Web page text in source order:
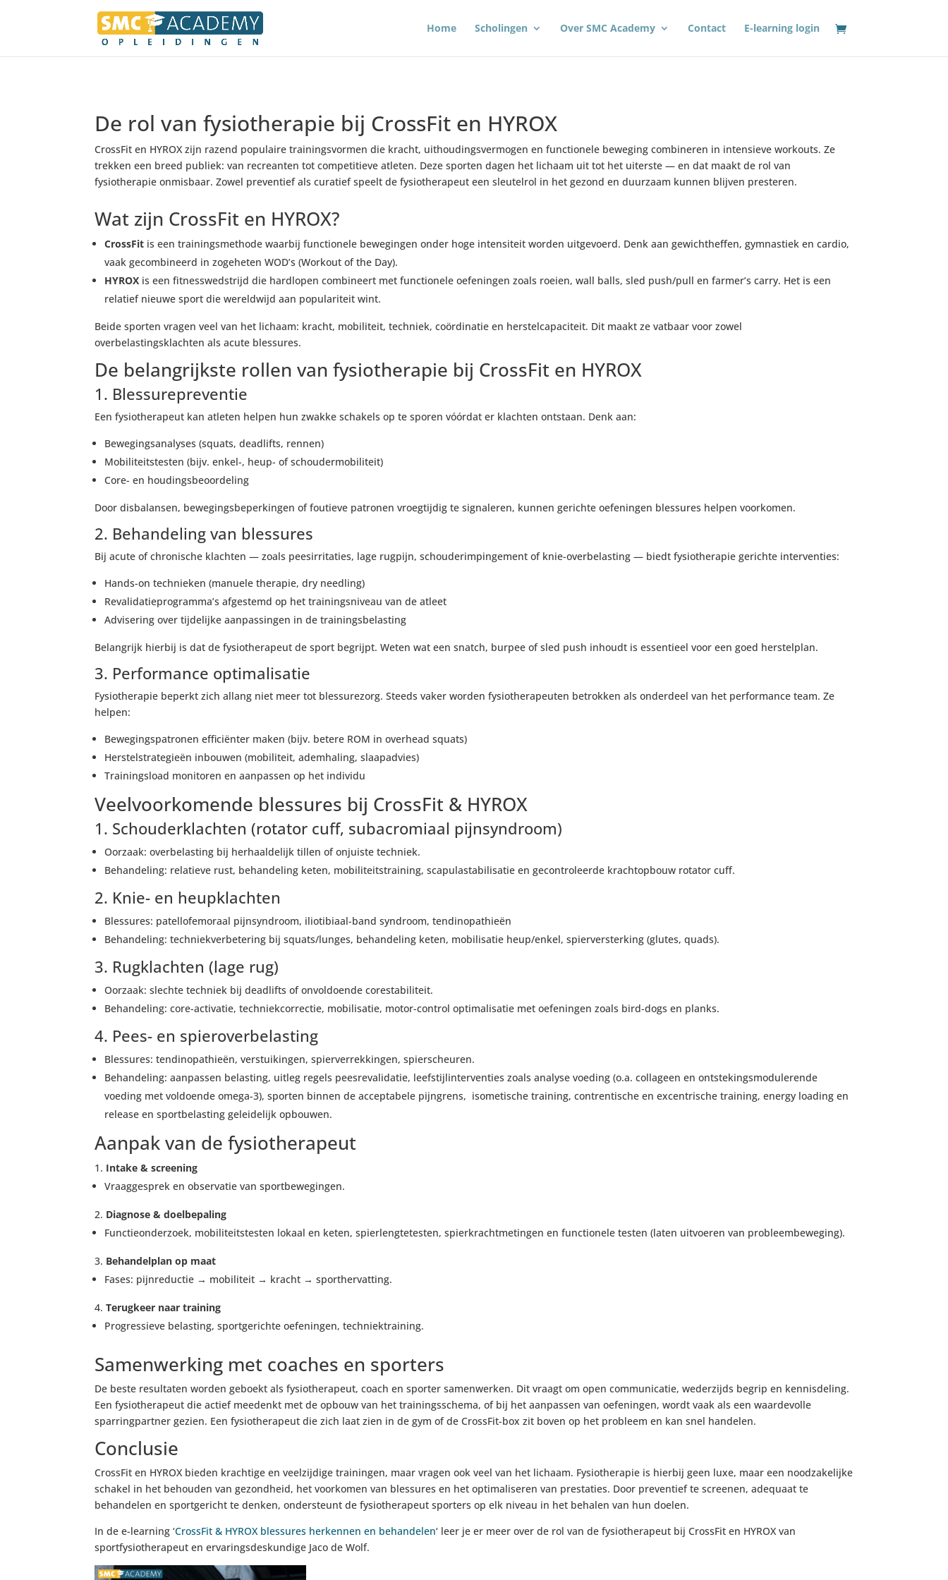
Home Scholingen Over SMC Academy Contact E-learning login
De rol van fysiotherapie bij CrossFit en HYROX
CrossFit en HYROX zijn razend populaire trainingsvormen die kracht, uithoudingsvermogen en functionele beweging combineren in intensieve workouts. Ze
trekken een breed publiek: van recreanten tot competitieve atleten. Deze sporten dagen het lichaam uit tot het uiterste — en dat maakt de rol van
fysiotherapie onmisbaar. Zowel preventief als curatief speelt de fysiotherapeut een sleutelrol in het gezond en duurzaam kunnen blijven presteren.
Wat zijn CrossFit en HYROX?
CrossFit is een trainingsmethode waarbij functionele bewegingen onder hoge intensiteit worden uitgevoerd. Denk aan gewichtheffen, gymnastiek en cardio,
vaak gecombineerd in zogeheten WOD’s (Workout of the Day).
HYROX is een fitnesswedstrijd die hardlopen combineert met functionele oefeningen zoals roeien, wall balls, sled push/pull en farmer’s carry. Het is een
relatief nieuwe sport die wereldwijd aan populariteit wint.
Beide sporten vragen veel van het lichaam: kracht, mobiliteit, techniek, coördinatie en herstelcapaciteit. Dit maakt ze vatbaar voor zowel
overbelastingsklachten als acute blessures.
De belangrijkste rollen van fysiotherapie bij CrossFit en HYROX
1. Blessurepreventie
Een fysiotherapeut kan atleten helpen hun zwakke schakels op te sporen vóórdat er klachten ontstaan. Denk aan:
Bewegingsanalyses (squats, deadlifts, rennen)
Mobiliteitstesten (bijv. enkel-, heup- of schoudermobiliteit)
Core- en houdingsbeoordeling
Door disbalansen, bewegingsbeperkingen of foutieve patronen vroegtijdig te signaleren, kunnen gerichte oefeningen blessures helpen voorkomen.
2. Behandeling van blessures
Bij acute of chronische klachten — zoals peesirritaties, lage rugpijn, schouderimpingement of knie-overbelasting — biedt fysiotherapie gerichte interventies:
Hands-on technieken (manuele therapie, dry needling)
Revalidatieprogramma’s afgestemd op het trainingsniveau van de atleet
Advisering over tijdelijke aanpassingen in de trainingsbelasting
Belangrijk hierbij is dat de fysiotherapeut de sport begrijpt. Weten wat een snatch, burpee of sled push inhoudt is essentieel voor een goed herstelplan.
3. Performance optimalisatie
Fysiotherapie beperkt zich allang niet meer tot blessurezorg. Steeds vaker worden fysiotherapeuten betrokken als onderdeel van het performance team. Ze
helpen:
Bewegingspatronen efficiënter maken (bijv. betere ROM in overhead squats)
Herstelstrategieën inbouwen (mobiliteit, ademhaling, slaapadvies)
Trainingsload monitoren en aanpassen op het individu
Veelvoorkomende blessures bij CrossFit & HYROX
1. Schouderklachten (rotator cuff, subacromiaal pijnsyndroom)
Oorzaak: overbelasting bij herhaaldelijk tillen of onjuiste techniek.
Behandeling: relatieve rust, behandeling keten, mobiliteitstraining, scapulastabilisatie en gecontroleerde krachtopbouw rotator cuff.
2. Knie- en heupklachten
Blessures: patellofemoraal pijnsyndroom, iliotibiaal-band syndroom, tendinopathieën
Behandeling: techniekverbetering bij squats/lunges, behandeling keten, mobilisatie heup/enkel, spierversterking (glutes, quads).
3. Rugklachten (lage rug)
Oorzaak: slechte techniek bij deadlifts of onvoldoende corestabiliteit.
Behandeling: core-activatie, techniekcorrectie, mobilisatie, motor-control optimalisatie met oefeningen zoals bird-dogs en planks.
4. Pees- en spieroverbelasting
Blessures: tendinopathieën, verstuikingen, spierverrekkingen, spierscheuren.
Behandeling: aanpassen belasting, uitleg regels peesrevalidatie, leefstijlinterventies zoals analyse voeding (o.a. collageen en ontstekingsmodulerende
voeding met voldoende omega-3), sporten binnen de acceptabele pijngrens, isometische training, contrentische en excentrische training, energy loading en
release en sportbelasting geleidelijk opbouwen.
Aanpak van de fysiotherapeut
Intake & screening
Vraaggesprek en observatie van sportbewegingen.
Diagnose & doelbepaling
Functieonderzoek, mobiliteitstesten lokaal en keten, spierlengtetesten, spierkrachtmetingen en functionele testen (laten uitvoeren van probleembeweging).
Behandelplan op maat
Fases: pijnreductie → mobiliteit → kracht → sporthervatting.
Terugkeer naar training
Progressieve belasting, sportgerichte oefeningen, techniektraining.
Samenwerking met coaches en sporters
De beste resultaten worden geboekt als fysiotherapeut, coach en sporter samenwerken. Dit vraagt om open communicatie, wederzijds begrip en kennisdeling.
Een fysiotherapeut die actief meedenkt met de opbouw van het trainingsschema, of bij het aanpassen van oefeningen, wordt vaak als een waardevolle
sparringpartner gezien. Een fysiotherapeut die zich laat zien in de gym of de CrossFit-box zit boven op het probleem en kan snel handelen.
Conclusie
CrossFit en HYROX bieden krachtige en veelzijdige trainingen, maar vragen ook veel van het lichaam. Fysiotherapie is hierbij geen luxe, maar een noodzakelijke
schakel in het behouden van gezondheid, het voorkomen van blessures en het optimaliseren van prestaties. Door preventief te screenen, adequaat te
behandelen en sportgericht te denken, ondersteunt de fysiotherapeut sporters op elk niveau in het behalen van hun doelen.
In de e-learning ‘CrossFit & HYROX blessures herkennen en behandelen‘ leer je er meer over de rol van de fysiotherapeut bij CrossFit en HYROX van
sportfysiotherapeut en ervaringsdeskundige Jaco de Wolf.